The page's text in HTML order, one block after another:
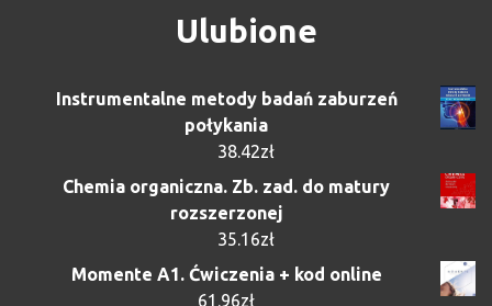
Ulubione
Instrumentalne metody badań zaburzeń
połykania
38.42zł
Chemia organiczna. Zb. zad. do matury
rozszerzonej
35.16zł
Momente A1. Ćwiczenia + kod online
61.96zł